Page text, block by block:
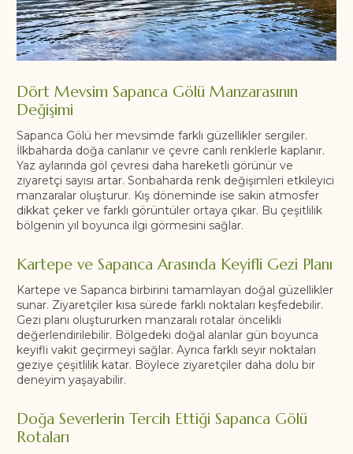
Dört Mevsim Sapanca Gölü Manzarasının
Değişimi
Sapanca Gölü her mevsimde farklı güzellikler sergiler.
İlkbaharda doğa canlanır ve çevre canlı renklerle kaplanır.
Yaz aylarında göl çevresi daha hareketli görünür ve
ziyaretçi sayısı artar. Sonbaharda renk değişimleri etkileyici
manzaralar oluşturur. Kış döneminde ise sakin atmosfer
dikkat çeker ve farklı görüntüler ortaya çıkar. Bu çeşitlilik
bölgenin yıl boyunca ilgi görmesini sağlar.
Kartepe ve Sapanca Arasında Keyifli Gezi Planı
Kartepe ve Sapanca birbirini tamamlayan doğal güzellikler
sunar. Ziyaretçiler kısa sürede farklı noktaları keşfedebilir.
Gezi planı oluştururken manzaralı rotalar öncelikli
değerlendirilebilir. Bölgedeki doğal alanlar gün boyunca
keyifli vakit geçirmeyi sağlar. Ayrıca farklı seyir noktaları
geziye çeşitlilik katar. Böylece ziyaretçiler daha dolu bir
deneyim yaşayabilir.
Doğa Severlerin Tercih Ettiği Sapanca Gölü
Rotaları